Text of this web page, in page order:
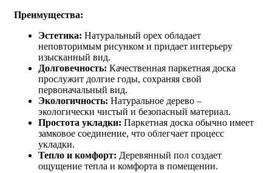
Преимущества:
Эстетика: Натуральный орех обладает
неповторимым рисунком и придает интерьеру
изысканный вид.
Долговечность: Качественная паркетная доска
прослужит долгие годы, сохраняя свой
первоначальный вид.
Экологичность: Натуральное дерево –
экологически чистый и безопасный материал.
Простота укладки: Паркетная доска обычно имеет
замковое соединение, что облегчает процесс
укладки.
Тепло и комфорт: Деревянный пол создает
ощущение тепла и комфорта в помещении.